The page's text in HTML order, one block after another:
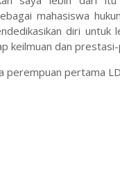
mahasiswa
diri untuk
keilmuan dan
perempuan pertama